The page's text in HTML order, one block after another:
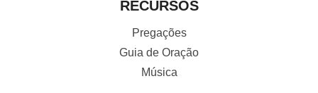
RECURSOS
Pregações
Guia de Oração
Música